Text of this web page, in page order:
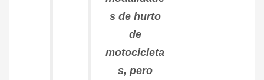
s de hurto
de
motocicleta
s, pero